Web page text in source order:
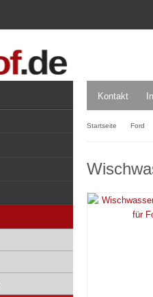
Kontakt
Startseite Ford